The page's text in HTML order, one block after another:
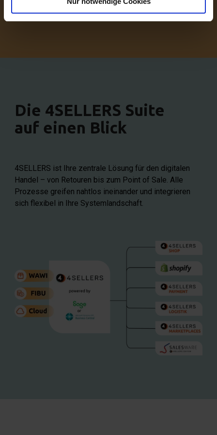
Die 4SELLERS Suite
auf einen Blick
4SELLERS ist Ihre zentrale Lösung für den digitalen
Handel – von Retouren bis zum Point of Sale. Alle
Prozesse greifen nahtlos ineinander und integrieren
sich flexibel in Ihre Systemlandschaft.